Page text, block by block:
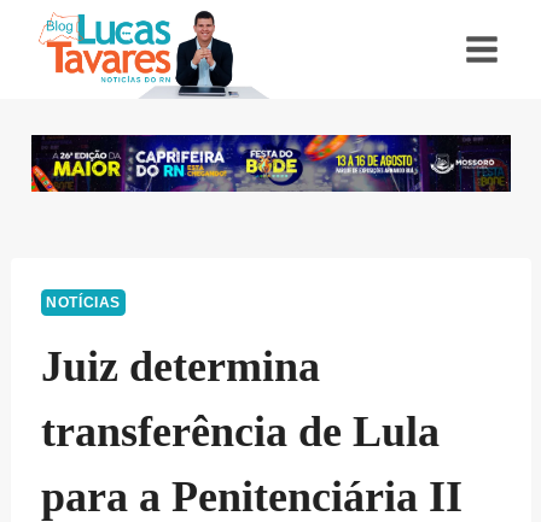
NOTÍCIAS
Juiz determina
transferência de Lula
para a Penitenciária II